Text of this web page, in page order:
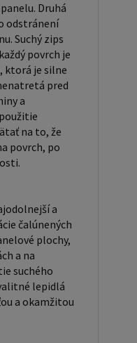
Druhá
odstránení
Suchý zips
povrch je
ktorá je silne
pred
a
na to, že
povrch, po
a
čalúnených
plochy,
a na
suchého
lepidlá
a okamžitou